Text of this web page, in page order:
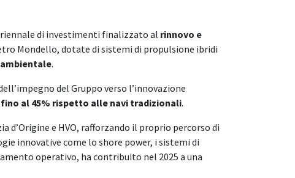
di investimenti finalizzato al rinnovo e
Mondello, dotate di sistemi di propulsione ibridi
.
del Gruppo verso l’innovazione
fino al 45% rispetto alle navi tradizionali.
d’Origine e HVO, rafforzando il proprio percorso di
innovative come lo shore power, i sistemi di
operativo, ha contribuito nel 2025 a una